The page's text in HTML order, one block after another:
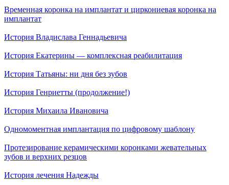
Временная коронка на имплантат и циркониевая коронка на
имплантат
История Владислава Геннадьевича
История Екатерины — комплексная реабилитация
История Татьяны: ни дня без зубов
История Генриетты (продолжение!)
История Михаила Ивановича
Одномоментная имплантация по цифровому шаблону
Протезирование керамическими коронками жевательных
зубов и верхних резцов
История лечения Надежды